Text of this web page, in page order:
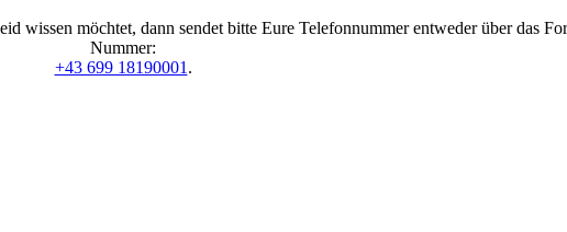
wissen möchtet, dann sendet bitte Eure Telefonnummer entweder über das
Nummer:
+43 699 18190001 .